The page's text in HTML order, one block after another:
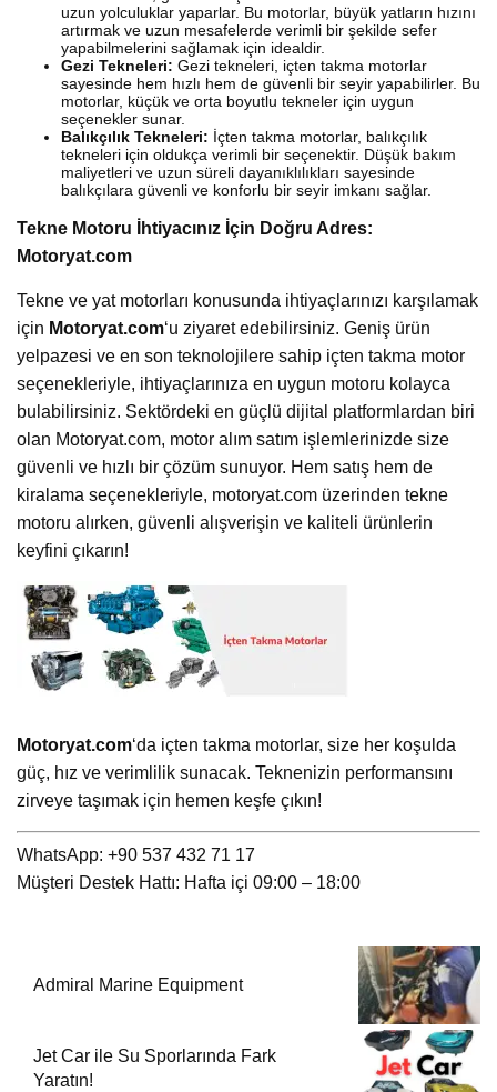
uzun yolculuklar yaparlar. Bu motorlar, büyük yatların hızını
artırmak ve uzun mesafelerde verimli bir şekilde sefer
yapabilmelerini sağlamak için idealdir.
Gezi Tekneleri: Gezi tekneleri, içten takma motorlar
sayesinde hem hızlı hem de güvenli bir seyir yapabilirler. Bu
motorlar, küçük ve orta boyutlu tekneler için uygun
seçenekler sunar.
Balıkçılık Tekneleri: İçten takma motorlar, balıkçılık
tekneleri için oldukça verimli bir seçenektir. Düşük bakım
maliyetleri ve uzun süreli dayanıklılıkları sayesinde
balıkçılara güvenli ve konforlu bir seyir imkanı sağlar.
Tekne Motoru İhtiyacınız İçin Doğru Adres:
Motoryat.com
Tekne ve yat motorları konusunda ihtiyaçlarınızı karşılamak
için Motoryat.com‘u ziyaret edebilirsiniz. Geniş ürün
yelpazesi ve en son teknolojilere sahip içten takma motor
seçenekleriyle, ihtiyaçlarınıza en uygun motoru kolayca
bulabilirsiniz. Sektördeki en güçlü dijital platformlardan biri
olan Motoryat.com, motor alım satım işlemlerinizde size
güvenli ve hızlı bir çözüm sunuyor. Hem satış hem de
kiralama seçenekleriyle, motoryat.com üzerinden tekne
motoru alırken, güvenli alışverişin ve kaliteli ürünlerin
keyfini çıkarın!
Motoryat.com‘da içten takma motorlar, size her koşulda
güç, hız ve verimlilik sunacak. Teknenizin performansını
zirveye taşımak için hemen keşfe çıkın!
WhatsApp: +90 537 432 71 17
Müşteri Destek Hattı: Hafta içi 09:00 – 18:00
Admiral Marine Equipment
Jet Car ile Su Sporlarında Fark
Yaratın!